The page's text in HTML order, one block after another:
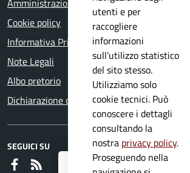
Registrati ai serviziAPP IO e
Amministrazione trasparente
Cookie policy
Informativa Privacy
Note Legali
Albo pretorio
Dichiarazione di accessibilità
SEGUICI SU
Faceboook
utenti e per
raccogliere
informazioni
sull’utilizzo statistico
del sito stesso.
Utilizziamo solo
cookie tecnici. Può
conoscere i dettagli
consultando la
nostra privacy policy.
Proseguendo nella